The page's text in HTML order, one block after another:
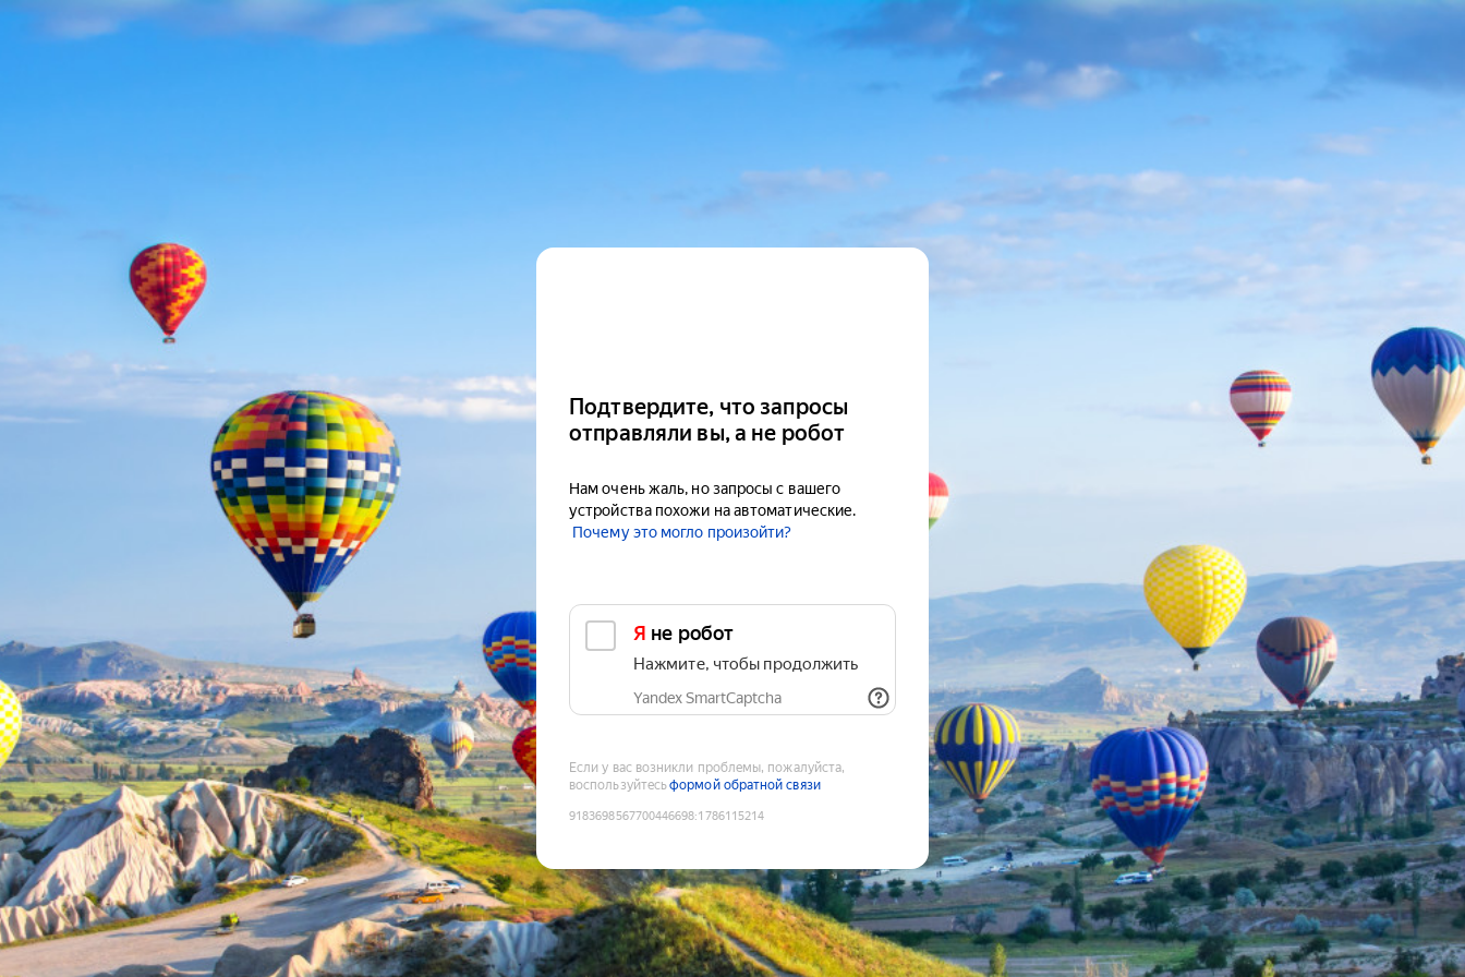
Подтвердите, что запросы
отправляли вы, а не робот
Нам очень жаль, но запросы с вашего
устройства похожи на автоматические.
Почему это могло произойти?
Я не робот
Нажмите, чтобы продолжить
Yandex SmartCaptcha
Если у вас возникли проблемы, пожалуйста,
воспользуйтесьформой обратной связи
9183698567700446698:1786115214